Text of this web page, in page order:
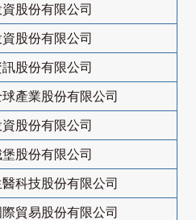
股份有限公司
股份有限公司
股份有限公司
產業股份有限公司
股份有限公司
股份有限公司
科技股份有限公司
貿易股份有限公司